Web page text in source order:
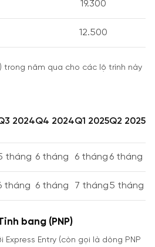
19.300
12.500
trong năm qua cho các lộ trình này
2024Q4 2024Q1 2025Q2 2025
tháng 6 tháng 6 tháng 6 tháng
tháng 6 tháng 7 tháng5 tháng
bang (PNP)
Express Entry (còn gọi là dòng PNP